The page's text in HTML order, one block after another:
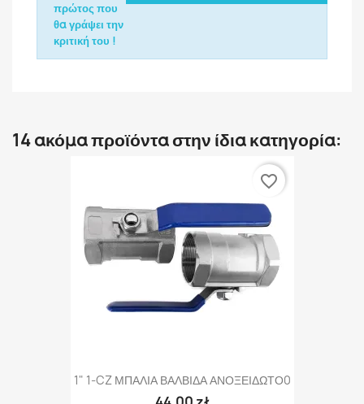
πρώτος που
θα γράψει την
κριτική του !
14 ακόμα προϊόντα στην ίδια κατηγορία:
1" 1-CZ ΜΠΑΛΙΑ ΒΑΛΒΙΔΑ ΑΝΟΞΕΙΔΩΤΟ0
favorite_border